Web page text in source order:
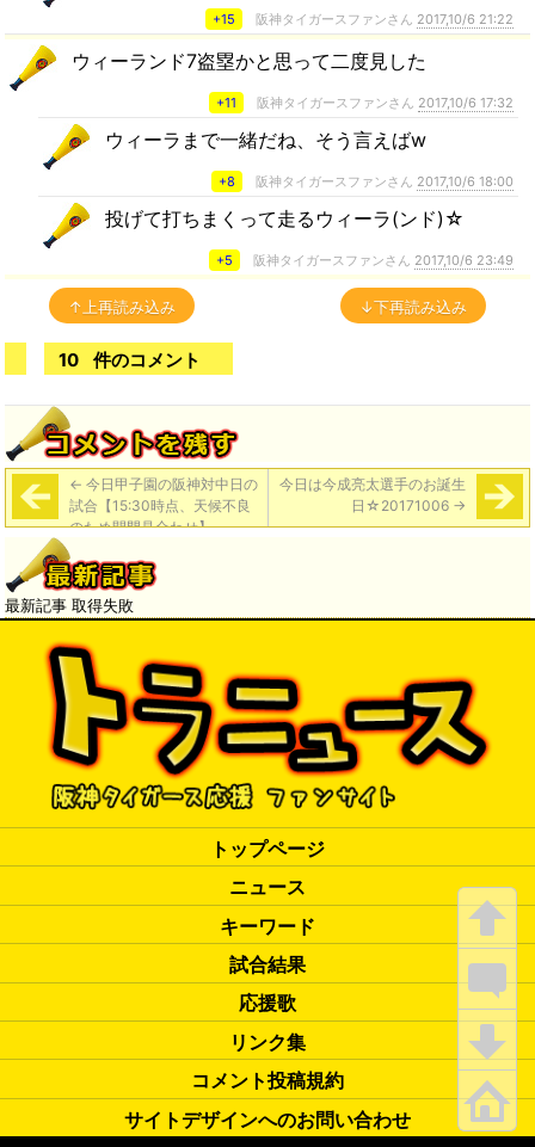
+15 阪神タイガースファンさん 2017,10/6 21:22
ウィーランド7盗塁かと思って二度見した
+11 阪神タイガースファンさん 2017,10/6 17:32
ウィーラまで一緒だね、そう言えばw
+8 阪神タイガースファンさん 2017,10/6 18:00
投げて打ちまくって走るウィーラ(ンド)☆
+5 阪神タイガースファンさん 2017,10/6 23:49
↑上再読み込み ↓下再読み込み
10 件のコメント
← 今日甲子園の阪神対中日の
試合【15:30時点、天候不良
のため開門見合わせ】
今日は今成亮太選手のお誕生
日☆20171006 →
最新記事 取得失敗
トップページ
ニュース
キーワード
試合結果
応援歌
リンク集
コメント投稿規約
サイトデザインへのお問い合わせ